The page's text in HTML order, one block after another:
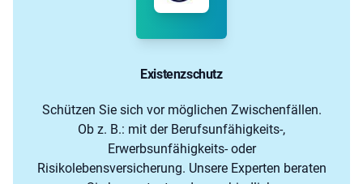
Existenzschutz
Schützen Sie sich vor möglichen Zwischenfällen.
Ob z. B.: mit der Berufsunfähigkeits-,
Erwerbsunfähigkeits- oder
Risikolebensversicherung. Unsere Experten beraten